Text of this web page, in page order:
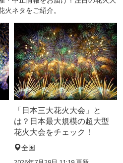
ネタをご紹介。
「日本三大花火大会」と
は？日本最大規模の超大型
花火大会をチェック！
全国